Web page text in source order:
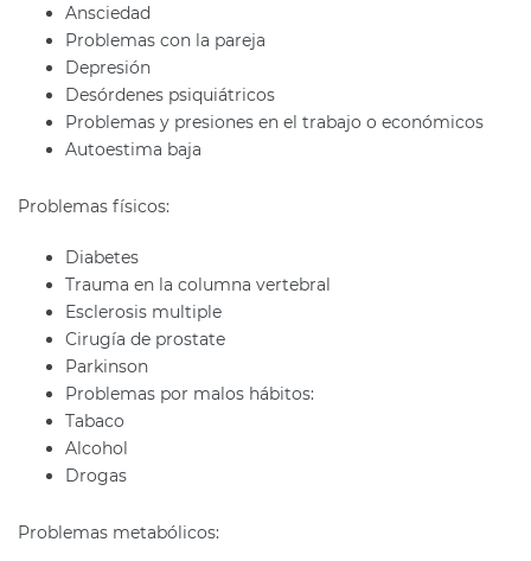
Ansciedad
Problemas con la pareja
Depresión
Desórdenes psiquiátricos
Problemas y presiones en el trabajo o económicos
Autoestima baja
Problemas físicos:
Diabetes
Trauma en la columna vertebral
Esclerosis multiple
Cirugía de prostate
Parkinson
Problemas por malos hábitos:
Tabaco
Alcohol
Drogas
Problemas metabólicos: